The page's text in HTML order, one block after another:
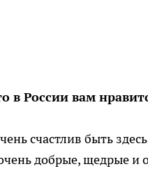
в России вам
счастлив быть
добрые, щедрые и